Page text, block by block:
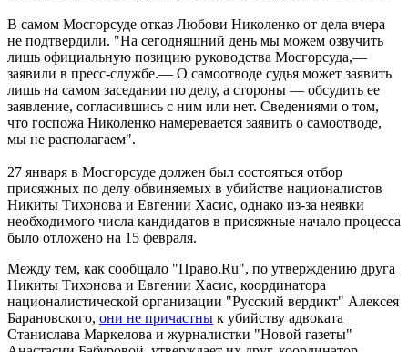
В самом Мосгорсуде отказ Любови Николенко от дела вчера
не подтвердили. "На сегодняшний день мы можем озвучить
лишь официальную позицию руководства Мосгорсуда,—
заявили в пресс-службе.— О самоотводе судья может заявить
лишь на самом заседании по делу, а стороны — обсудить ее
заявление, согласившись с ним или нет. Сведениями о том,
что госпожа Николенко намеревается заявить о самоотводе,
мы не располагаем".
27 января в Мосгорсуде должен был состояться отбор
присяжных по делу обвиняемых в убийстве националистов
Никиты Тихонова и Евгении Хасис, однако из-за неявки
необходимого числа кандидатов в присяжные начало процесса
было отложено на 15 февраля.
Между тем, как сообщало "Право.Ru", по утверждению друга
Никиты Тихонова и Евгении Хасис, координатора
националистической организации "Русский вердикт" Алексея
Барановского, они не причастны к убийству адвоката
Станислава Маркелова и журналистки "Новой газеты"